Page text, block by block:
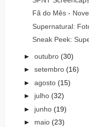
Fã do Mês -
Supernatural:
Sneak Peek:
► outubro (30)
► setembro (16)
► agosto (15)
► julho (32)
► junho (19)
► maio (23)